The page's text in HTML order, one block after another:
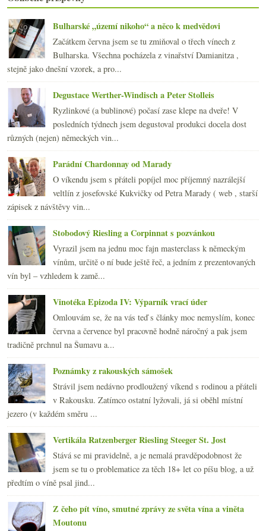
Nepijte, zblbnete…
Gourmet Guide po vlakových nádrážích
Ochutnávka „sudových“ Bordeaux 2007
Večeře s Jean-Philippem Janoueixem a jeho víny
Bořetice, Terasy a výběrové Rulandské modré
En Primeur Bordeaux 2007 – bez velkého nadšení
Svatovavřinecký Koráb ročníku 2006
Odhánět splín ročníkem 2004
K nedělnímu obědu… višňák!
►března(19)
►února(24)
►ledna
►2007(108)
Bulharské „území nikoho“ a něco k medvědovi
Začátkem června jsem se tu zmiňoval o třech vínech z
Bulharska. Všechna pocházela z vinařství Damianitza ,
stejně jako dnešní vzorek, a pro...
Degustace Werther-Windisch a Peter Stolleis
Ryzlinkové (a bublinové) počasí zase klepe na dveře! V
posledních týdnech jsem degustoval produkci docela dost
různých (nejen) německých vin...
Parádní Chardonnay od Marady
O víkendu jsem s přáteli popíjel moc příjemný nazrálejší
veltlín z josefovské Kukvičky od Petra Marady ( web , starší
zápisek z návštěvy vin...
Stobodový Riesling a Corpinnat s pozvánkou
Vyrazil jsem na jednu moc fajn masterclass k německým
vínům, určitě o ní bude ještě řeč, a jedním z prezentovaných
vín byl – vzhledem k zamě...
Vinotéka Epizoda IV: Výparník vrací úder
Omlouvám se, že na vás teď s články moc nemyslím, konec
června a července byl pracovně hodně náročný a pak jsem
tradičně prchnul na Šumavu a...
Poznámky z rakouských sámošek
Strávil jsem nedávno prodloužený víkend s rodinou a přáteli
v Rakousku. Zatímco ostatní lyžovali, já si oběhl místní
jezero (v každém směru ...
Vertikála Ratzenberger Riesling Steeger St. Jost
Stává se mi pravidelně, a je nemalá pravděpodobnost že
jsem se tu o problematice za těch 18+ let co píšu blog, a už
předtím o víně psal jind...
Z čeho pít víno, smutné zprávy ze světa vína a viněta
Moutonu